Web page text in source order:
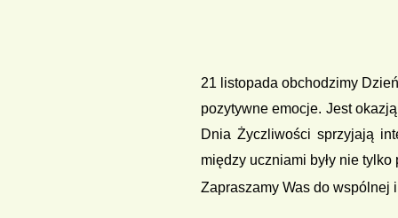
21 listopada obchodzimy
pozytywne emocje. Jest
Dnia Życzliwości sprzyjają
między uczniami były nie
Zapraszamy Was do wspólnej